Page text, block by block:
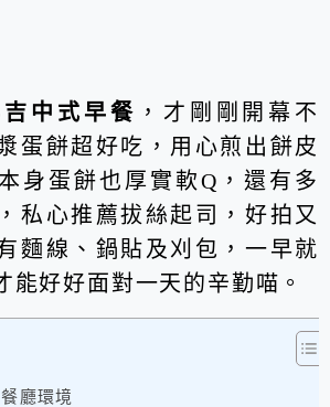
吉中式早餐 ，才剛剛開幕不
蛋餅超好吃，用心煎出餅皮
身蛋餅也厚實軟Q，還有多
私心推薦拔絲起司，好拍又
麵線、鍋貼及刈包，一早就
能好好面對一天的辛勤喵。
廳環境